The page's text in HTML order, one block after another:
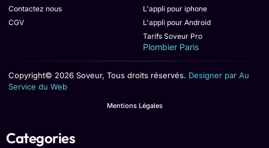
Contactez nous
CGV
L'appli pour iphone
L'appli pour Android
Tarifs Soveur Pro
Plombier Paris
Copyright© 2026 Soveur, Tous droits réservés. Designer par Au
Service du Web
Mentions Légales
Categories